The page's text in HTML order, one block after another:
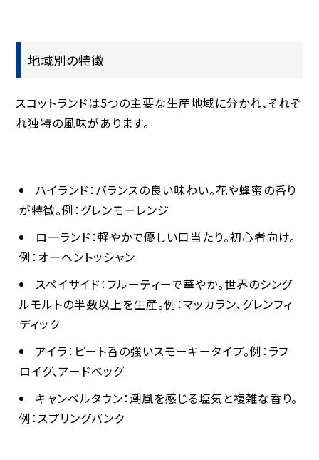
地域別の特徴
スコットランドは5つの主要な生産地域に分かれ、それぞ
れ独特の風味があります。
ハイランド：バランスの良い味わい。花や蜂蜜の香り
が特徴。例：グレンモーレンジ
ローランド：軽やかで優しい口当たり。初心者向け。
例：オーヘントッシャン
スペイサイド：フルーティーで華やか。世界のシング
ルモルトの半数以上を生産。例：マッカラン、グレンフィ
ディック
アイラ：ピート香の強いスモーキータイプ。例：ラフ
ロイグ、アードベッグ
キャンベルタウン：潮風を感じる塩気と複雑な香り。
例：スプリングバンク